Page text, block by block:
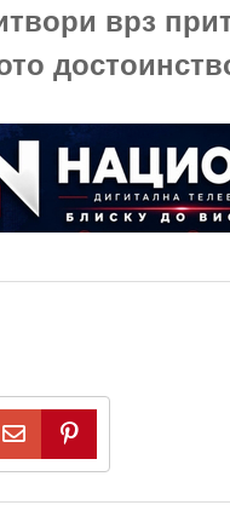
врз